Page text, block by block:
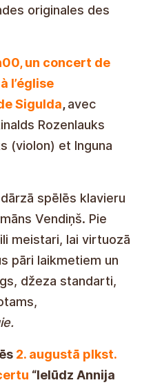
originales des
un concert de
l’église
Sigulda,avec
Rozenlauks
(violon) et Inguna
spēlēs klavieru
Vendiņš. Pie
meistari, lai virtuozā
pāri laikmetiem un
džeza standarti,
2. augustā plkst.
“Ielūdz Annija